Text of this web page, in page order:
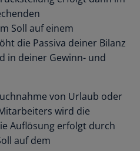
Soll auf einem
die Passiva deiner Bilanz
in deiner Gewinn- und
von Urlaub oder
wird die
Auflösung erfolgt durch
auf dem